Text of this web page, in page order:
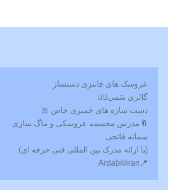
عروسک های فانتزی دستساز
گالری سَمی🧚‍♀️
دست سازه های خمیری خاص 🎀
🔖مدرس مجسمه عروسکی و ماگ سازی
سمانه فاتحی
(با ارائه مدرک بین المللی فنی حرفه ای)
📍Ardabil/iran